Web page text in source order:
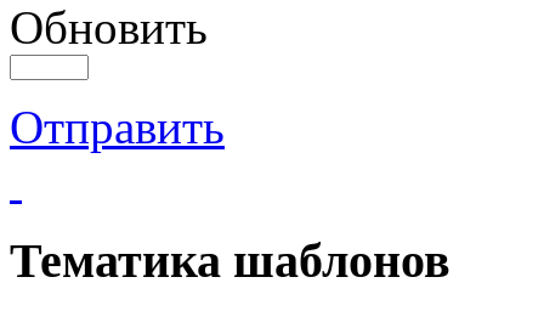
Обновить
Отправить
Тематика шаблонов